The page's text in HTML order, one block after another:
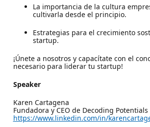
La importancia de la cultura
cultivarla desde el principio.
Estrategias para el crecimiento
startup.
¡Únete a nosotros y capacítate con el
necesario para liderar tu startup!
Speaker
Karen Cartagena
Fundadora y CEO de Decoding Potentials
https://www.linkedin.com/in/